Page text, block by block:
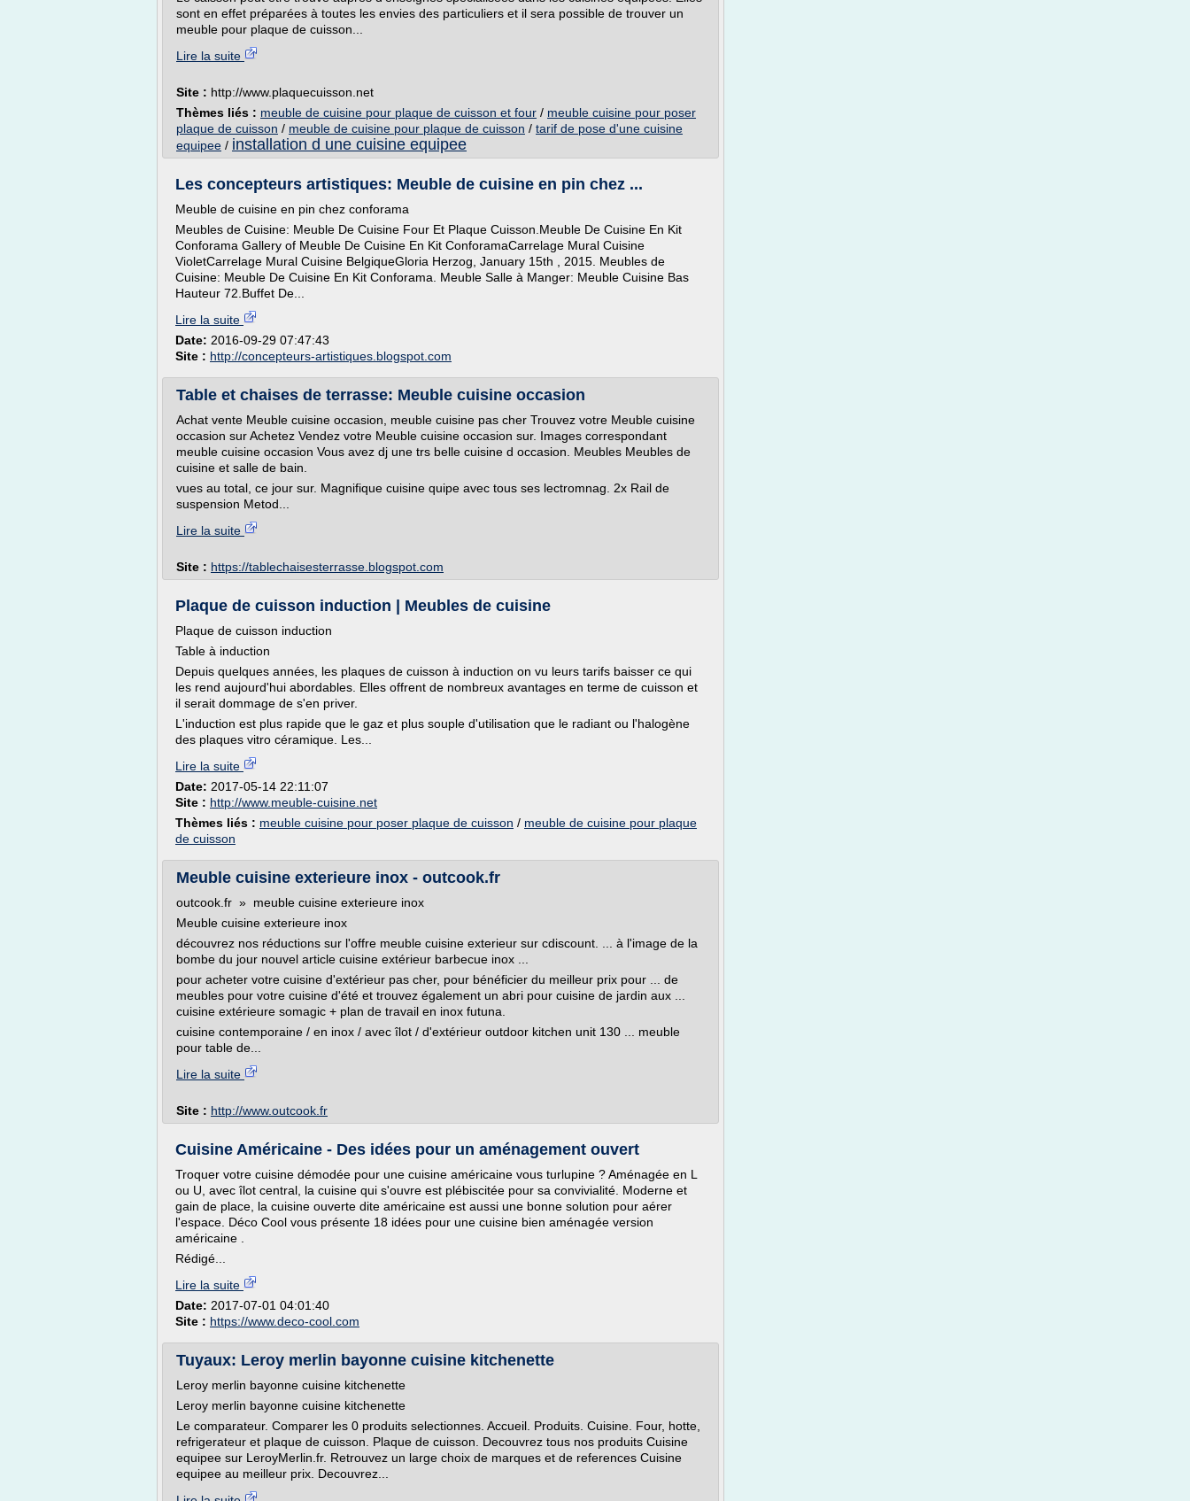
sont en effet préparées à toutes les envies des particuliers et il sera possible de trouver un
meuble pour plaque de cuisson...
Lire la suite
Site : http://www.plaquecuisson.net
Thèmes liés : meuble de cuisine pour plaque de cuisson et four / meuble cuisine pour poser
plaque de cuisson / meuble de cuisine pour plaque de cuisson / tarif de pose d'une cuisine
equipee / installation d une cuisine equipee
Les concepteurs artistiques: Meuble de cuisine en pin chez ...
Meuble de cuisine en pin chez conforama
Meubles de Cuisine: Meuble De Cuisine Four Et Plaque Cuisson.Meuble De Cuisine En Kit
Conforama Gallery of Meuble De Cuisine En Kit ConforamaCarrelage Mural Cuisine
VioletCarrelage Mural Cuisine BelgiqueGloria Herzog, January 15th , 2015. Meubles de
Cuisine: Meuble De Cuisine En Kit Conforama. Meuble Salle à Manger: Meuble Cuisine Bas
Hauteur 72.Buffet De...
Lire la suite
Date: 2016-09-29 07:47:43
Site : http://concepteurs-artistiques.blogspot.com
Table et chaises de terrasse: Meuble cuisine occasion
Achat vente Meuble cuisine occasion, meuble cuisine pas cher Trouvez votre Meuble cuisine
occasion sur Achetez Vendez votre Meuble cuisine occasion sur. Images correspondant
meuble cuisine occasion Vous avez dj une trs belle cuisine d occasion. Meubles Meubles de
cuisine et salle de bain.
vues au total, ce jour sur. Magnifique cuisine quipe avec tous ses lectromnag. 2x Rail de
suspension Metod...
Lire la suite
Site : https://tablechaisesterrasse.blogspot.com
Plaque de cuisson induction | Meubles de cuisine
Plaque de cuisson induction
Table à induction
Depuis quelques années, les plaques de cuisson à induction on vu leurs tarifs baisser ce qui
les rend aujourd'hui abordables. Elles offrent de nombreux avantages en terme de cuisson et
il serait dommage de s'en priver.
L'induction est plus rapide que le gaz et plus souple d'utilisation que le radiant ou l'halogène
des plaques vitro céramique. Les...
Lire la suite
Date: 2017-05-14 22:11:07
Site : http://www.meuble-cuisine.net
Thèmes liés : meuble cuisine pour poser plaque de cuisson / meuble de cuisine pour plaque
de cuisson
Meuble cuisine exterieure inox - outcook.fr
outcook.fr » meuble cuisine exterieure inox
Meuble cuisine exterieure inox
découvrez nos réductions sur l'offre meuble cuisine exterieur sur cdiscount. ... à l'image de la
bombe du jour nouvel article cuisine extérieur barbecue inox ...
pour acheter votre cuisine d'extérieur pas cher, pour bénéficier du meilleur prix pour ... de
meubles pour votre cuisine d'été et trouvez également un abri pour cuisine de jardin aux ...
cuisine extérieure somagic + plan de travail en inox futuna.
cuisine contemporaine / en inox / avec îlot / d'extérieur outdoor kitchen unit 130 ... meuble
pour table de...
Lire la suite
Site : http://www.outcook.fr
Cuisine Américaine - Des idées pour un aménagement ouvert
Troquer votre cuisine démodée pour une cuisine américaine vous turlupine ? Aménagée en L
ou U, avec îlot central, la cuisine qui s'ouvre est plébiscitée pour sa convivialité. Moderne et
gain de place, la cuisine ouverte dite américaine est aussi une bonne solution pour aérer
l'espace. Déco Cool vous présente 18 idées pour une cuisine bien aménagée version
américaine .
Rédigé...
Lire la suite
Date: 2017-07-01 04:01:40
Site : https://www.deco-cool.com
Tuyaux: Leroy merlin bayonne cuisine kitchenette
Leroy merlin bayonne cuisine kitchenette
Leroy merlin bayonne cuisine kitchenette
Le comparateur. Comparer les 0 produits selectionnes. Accueil. Produits. Cuisine. Four, hotte,
refrigerateur et plaque de cuisson. Plaque de cuisson. Decouvrez tous nos produits Cuisine
equipee sur LeroyMerlin.fr. Retrouvez un large choix de marques et de references Cuisine
equipee au meilleur prix. Decouvrez...